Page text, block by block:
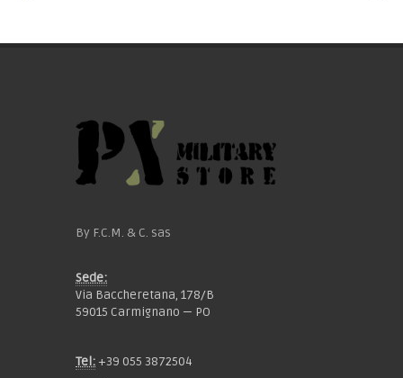
By F.C.M. & C. sas
Sede:
Via Baccheretana, 178/B
59015 Carmignano — PO
Tel: +39 055 3872504